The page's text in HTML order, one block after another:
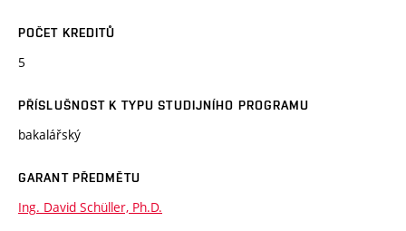
POČET KREDITŮ
5
PŘÍSLUŠNOST K TYPU STUDIJNÍHO PROGRAMU
bakalářský
GARANT PŘEDMĚTU
Ing. David Schüller, Ph.D.